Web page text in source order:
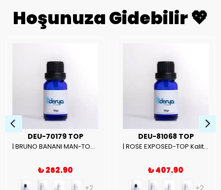
Hoşunuza Gidebilir 💖
DEU-70179 TOP
| BRUNO BANANI MAN-TOP Kalite Erkek Parfüm Esansı.|
₺ 262.90
DEU-81068 TOP
| ROSE EXPOSED-TOP Kalite Unısex Parfüm Esansı.|
₺ 407.90